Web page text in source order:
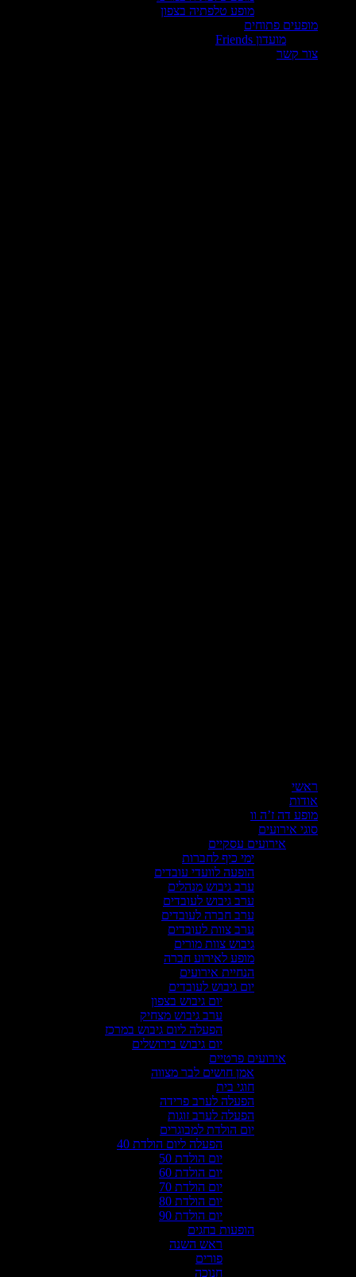
מופע טלפתיה בצפון
מופעים פתוחים
מועדון Friends
צור קשר
ראשי
אודות
מופע דה ז’ה וו
סוגי אירועים
אירועים עסקיים
ימי כיף לחברות
הופעה לוועדי עובדים
ערב גיבוש מנהלים
ערב גיבוש לעובדים
ערב חברה לעובדים
ערב צוות לעובדים
גיבוש צוות מורים
מופע לאירוע חברה
הנחיית אירועים
יום גיבוש לעובדים
יום גיבוש בצפון
ערב גיבוש מצחיק
הפעלה ליום גיבוש במרכז
יום גיבוש בירושלים
אירועים פרטיים
אמן חושים לבר מצווה
חוגי בית
הפעלה לערב פרידה
הפעלה לערב זוגות
יום הולדת למבוגרים
הפעלה ליום הולדת 40
יום הולדת 50
יום הולדת 60
יום הולדת 70
יום הולדת 80
יום הולדת 90
הופעות בחגים
ראש השנה
פורים
חנוכה